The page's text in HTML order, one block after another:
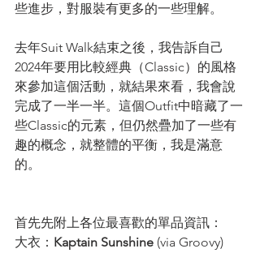
些進步，對服裝有更多的一些理解。
去年Suit Walk結束之後，我告訴自己
2024年要用比較經典（Classic）的風格
來參加這個活動，就結果來看，我會說
完成了一半一半。這個Outfit中暗藏了一
些Classic的元素，但仍然疊加了一些有
趣的概念，就整體的平衡，我是滿意
的。
首先先附上各位最喜歡的單品資訊：
大衣： Kaptain Sunshine (via Groovy)